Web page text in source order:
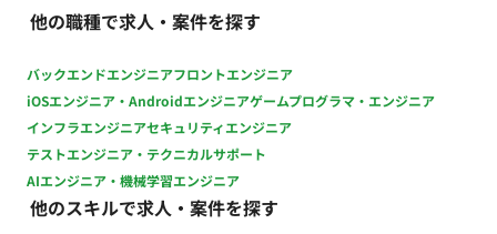
他の職種で求人・案件を探す
バックエンドエンジニアフロントエンジニア
iOSエンジニア・Androidエンジニアゲームプログラマ・エンジニア
インフラエンジニアセキュリティエンジニア
テストエンジニア・テクニカルサポート
AIエンジニア・機械学習エンジニア
他のスキルで求人・案件を探す